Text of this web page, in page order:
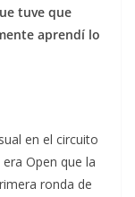
tuve que
aprendí lo
en el circuito
Open que la
ronda de